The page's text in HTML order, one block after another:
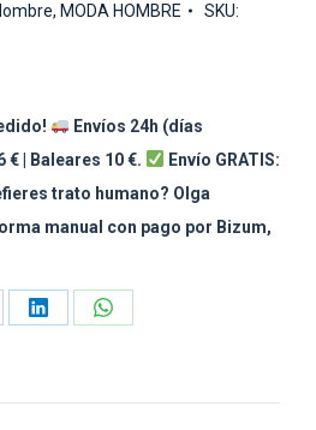
, MODA HOMBRE SKU:
Envíos 24h (días
€ | Baleares 10 €.
Envío GRATIS:
trato humano? Olga
manual con pago por Bizum,
Share
Share